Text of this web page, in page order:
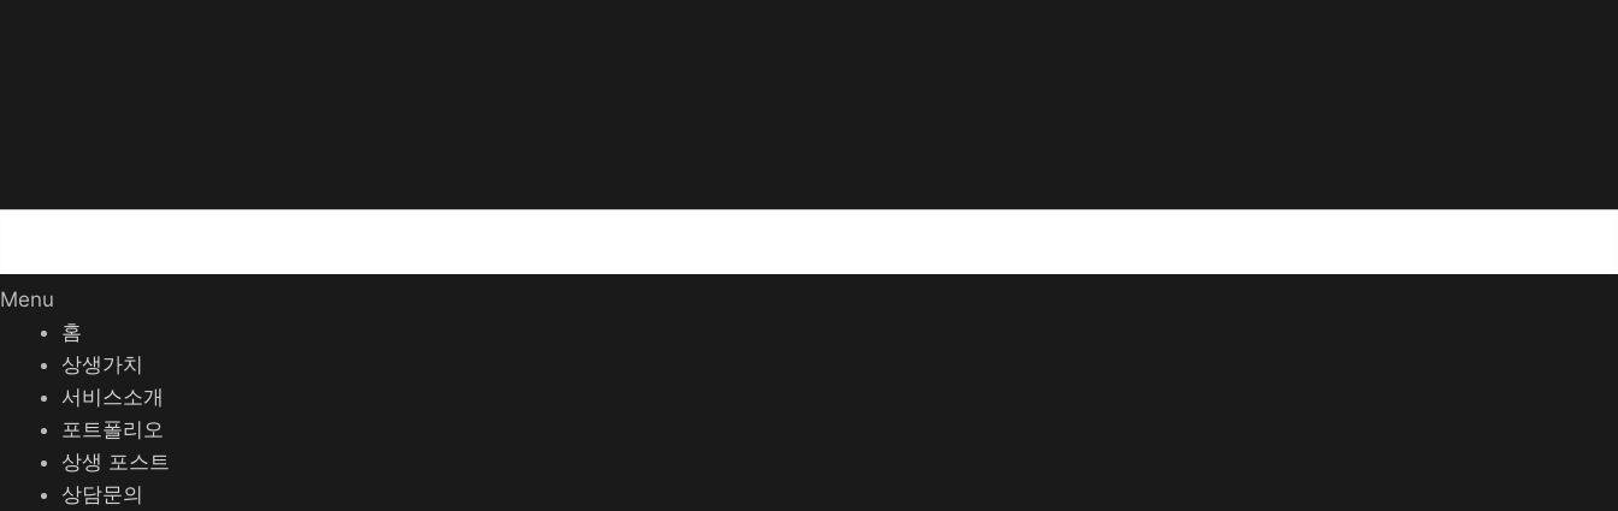
Menu
홈
상생가치
서비스소개
포트폴리오
상생 포스트
상담문의